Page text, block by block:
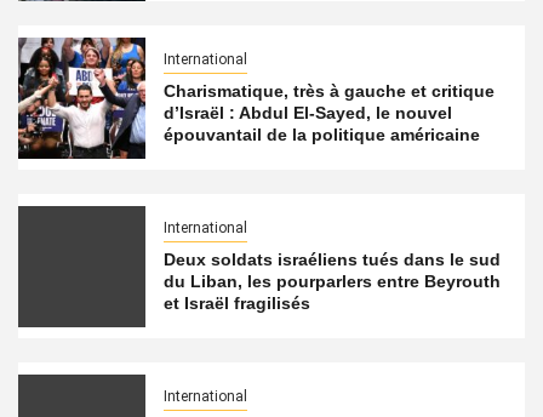
International
Charismatique, très à gauche et critique
d’Israël : Abdul El-Sayed, le nouvel
épouvantail de la politique américaine
International
Deux soldats israéliens tués dans le sud
du Liban, les pourparlers entre Beyrouth
et Israël fragilisés
International